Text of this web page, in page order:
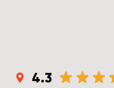
4.3